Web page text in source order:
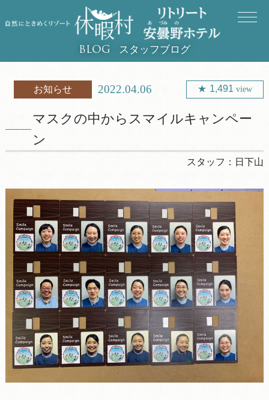
BLOG スタッフブログ
お知らせ 2022.04.06 1,491view
マスクの中からスマイルキャンペー
ン
スタッフ： 日下山